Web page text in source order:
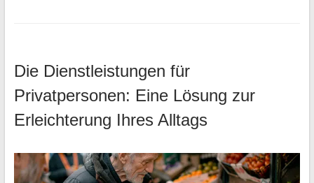
Die Dienstleistungen für
Privatpersonen: Eine Lösung zur
Erleichterung Ihres Alltags